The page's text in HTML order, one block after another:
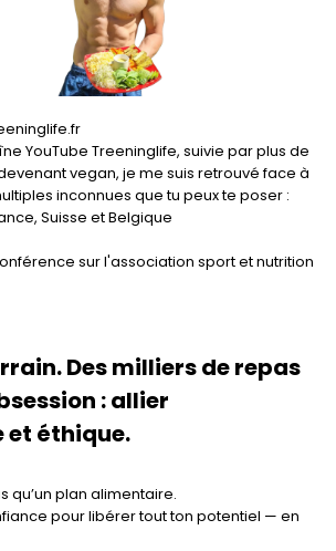
YouTube Treeninglife, suivie par plus de
vegan, je me suis retrouvé face à
inconnues que tu peux te poser :
Suisse et Belgique
sur l'association sport et nutrition
Des milliers de repas
: allier
éthique.
qu’un plan alimentaire.
pour libérer tout ton potentiel — en